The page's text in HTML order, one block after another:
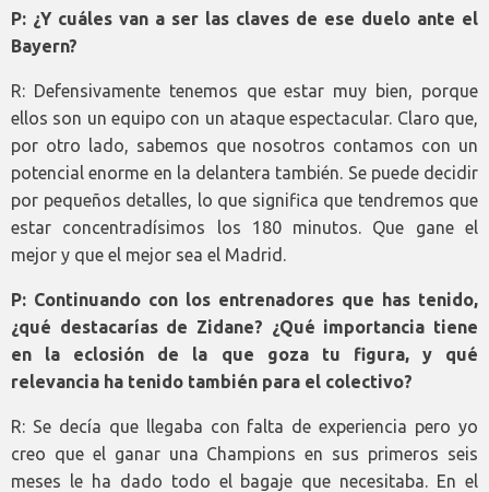
P: ¿Y cuáles van a ser las claves de ese duelo ante el
Bayern?
R: Defensivamente tenemos que estar muy bien, porque
ellos son un equipo con un ataque espectacular. Claro que,
por otro lado, sabemos que nosotros contamos con un
potencial enorme en la delantera también. Se puede decidir
por pequeños detalles, lo que significa que tendremos que
estar concentradísimos los 180 minutos. Que gane el
mejor y que el mejor sea el Madrid.
P: Continuando con los entrenadores que has tenido,
¿qué destacarías de Zidane? ¿Qué importancia tiene
en la eclosión de la que goza tu figura, y qué
relevancia ha tenido también para el colectivo?
R: Se decía que llegaba con falta de experiencia pero yo
creo que el ganar una Champions en sus primeros seis
meses le ha dado todo el bagaje que necesitaba. En el